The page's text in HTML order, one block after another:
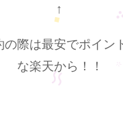
↑
の際は最安でポイン
な楽天から！！